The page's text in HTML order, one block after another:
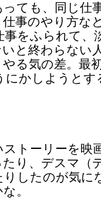
ても、同じ仕
事のやり方な
をふられて、
と終わらない
る気の差。最
にかしようとす
トーリーを映
り、デスマ（
したのが気に
。